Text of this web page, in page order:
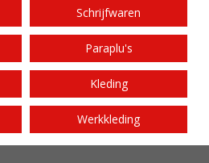
Schrijfwaren
Paraplu's
Kleding
Werkkleding